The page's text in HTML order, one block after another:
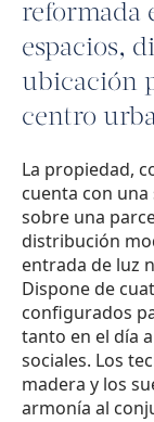
reformada
espacios,
ubicación
centro
La propiedad,
cuenta con
sobre una
distribución
entrada de luz
Dispone de
configurados
tanto en el día
sociales. Los
madera y los
armonía al